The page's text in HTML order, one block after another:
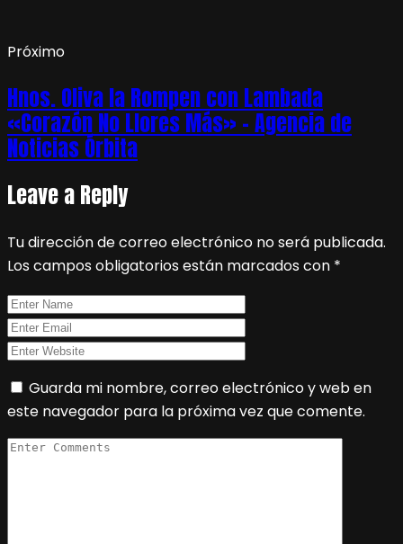
Próximo
Hnos. Oliva la Rompen con Lambada
«Corazón No Llores Más» – Agencia de
Noticias Órbita
Leave a Reply
Tu dirección de correo electrónico no será publicada.
Los campos obligatorios están marcados con *
Guarda mi nombre, correo electrónico y web en
este navegador para la próxima vez que comente.